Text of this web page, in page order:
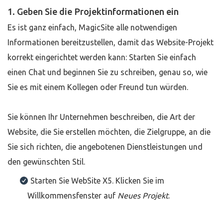
1. Geben Sie die Projektinformationen ein
Es ist ganz einfach, MagicSite alle notwendigen
Informationen bereitzustellen, damit das Website-Projekt
korrekt eingerichtet werden kann: Starten Sie einfach
einen Chat und beginnen Sie zu schreiben, genau so, wie
Sie es mit einem Kollegen oder Freund tun würden.
Sie können Ihr Unternehmen beschreiben, die Art der
Website, die Sie erstellen möchten, die Zielgruppe, an die
Sie sich richten, die angebotenen Dienstleistungen und
den gewünschten Stil.
Starten Sie WebSite X5. Klicken Sie im
Willkommensfenster auf Neues Projekt.